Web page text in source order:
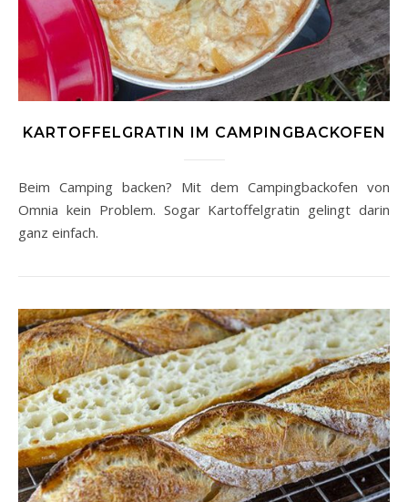
KARTOFFELGRATIN IM CAMPINGBACKOFEN
Beim Camping backen? Mit dem Campingbackofen von
Omnia kein Problem. Sogar Kartoffelgratin gelingt darin
ganz einfach.